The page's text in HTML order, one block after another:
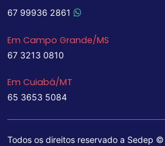
67 99936 2861
Em Campo Grande/MS
67 3213 0810
Em Cuiabá/MT
65 3653 5084
Todos os direitos reservado a Sedep